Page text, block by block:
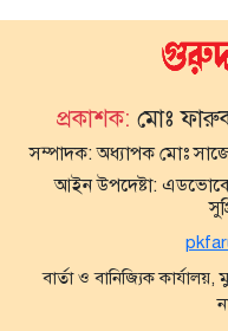
প্রকাশক: মোঃ
সম্পাদক:অধ্যাপক মোঃ
আইন উপদেষ্টা:
বার্তা ও বানিজ্যিক